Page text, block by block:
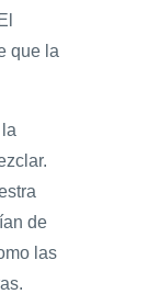
que la
de
las